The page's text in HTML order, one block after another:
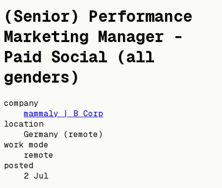
(Senior) Performance
Marketing Manager -
Paid Social (all
genders)
company
mammaly | B Corp
location
Germany (remote)
work mode
remote
posted
2 Jul